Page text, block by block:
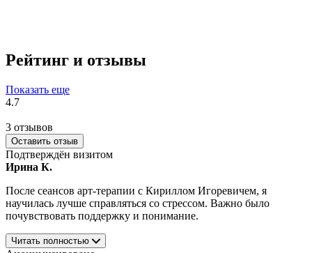
Рейтинг и отзывы
Показать еще
4.7
3 отзывов
Оставить отзыв
Подтверждён визитом
Ирина К.
После сеансов арт-терапии с Кириллом Игоревичем, я
научилась лучше справляться со стрессом. Важно было
почувствовать поддержку и понимание.
Читать полностью